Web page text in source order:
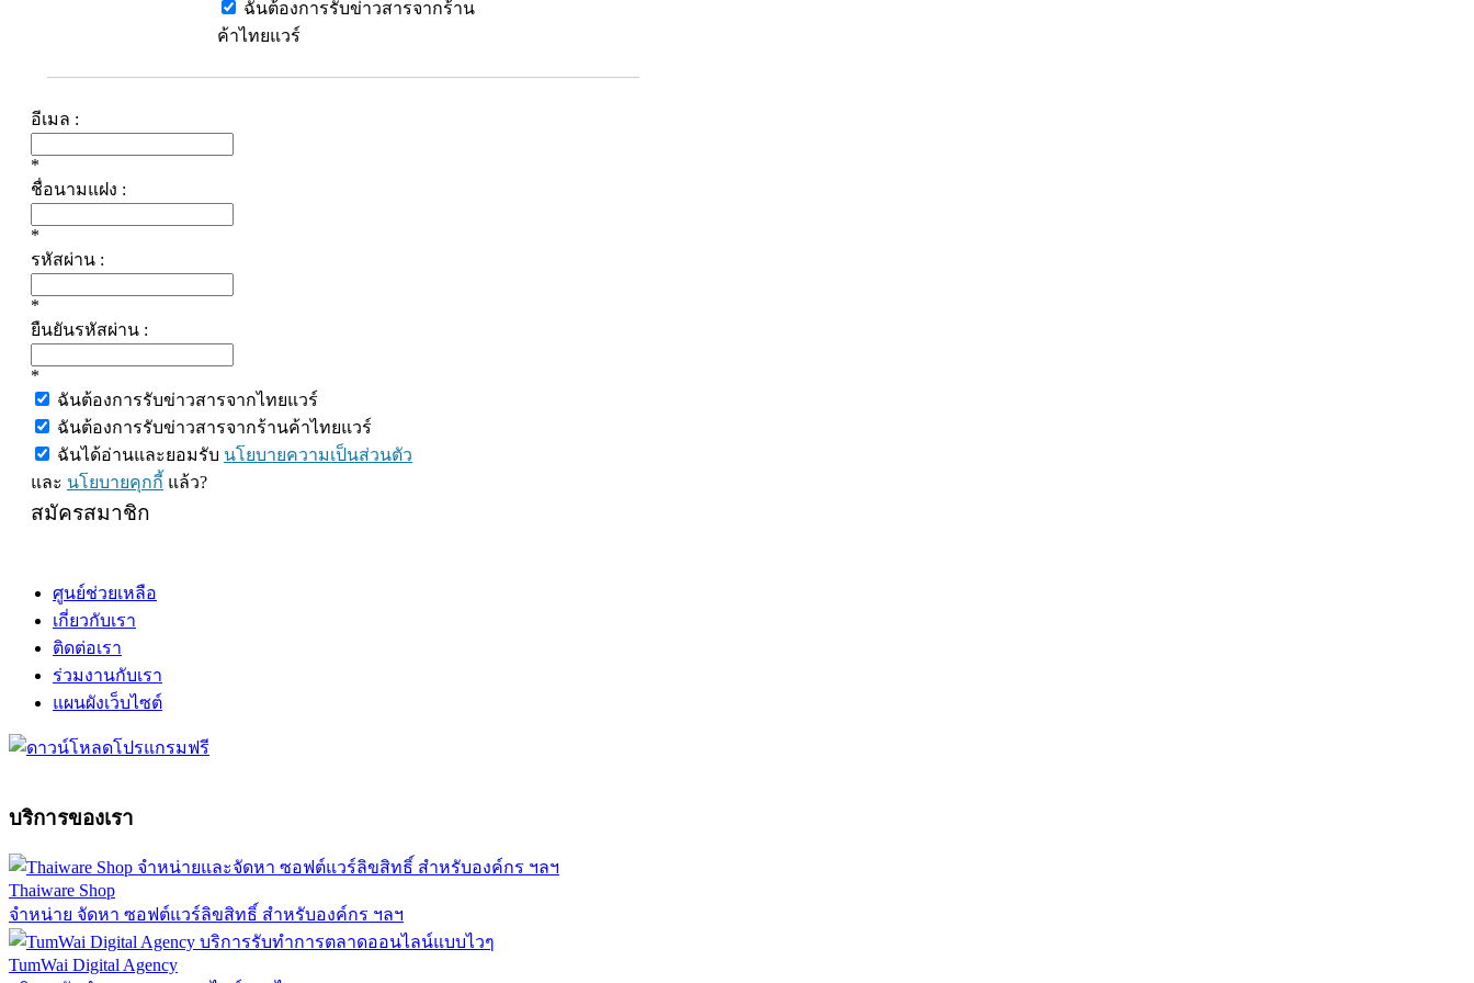
ฉันต้องการรับข่าวสารจากร้าน
ค้าไทยแวร์
อีเมล :
*
ชื่อนามแฝง :
*
รหัสผ่าน :
*
ยืนยันรหัสผ่าน :
*
ฉันต้องการรับข่าวสารจากไทยแวร์
ฉันต้องการรับข่าวสารจากร้านค้าไทยแวร์
ฉันได้อ่านและยอมรับ นโยบายความเป็นส่วนตัว
และ นโยบายคุกกี้ แล้ว?
สมัครสมาชิก
ศูนย์ช่วยเหลือ
เกี่ยวกับเรา
ติดต่อเรา
ร่วมงานกับเรา
แผนผังเว็บไซต์
บริการของเรา
Thaiware Shop
จำหน่าย จัดหา ซอฟต์แวร์ลิขสิทธิ์ สำหรับองค์กร ฯลฯ
TumWai Digital Agency